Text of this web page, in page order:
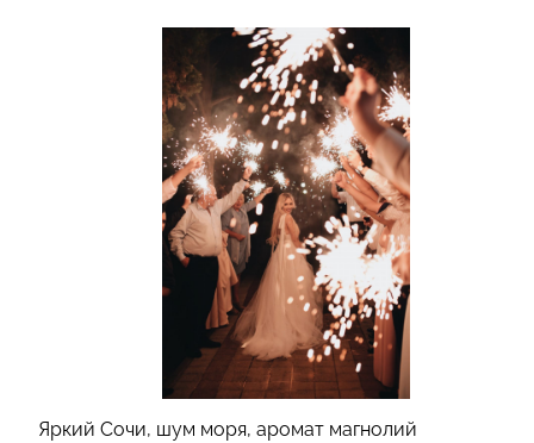
Яркий Сочи, шум моря, аромат магнолий